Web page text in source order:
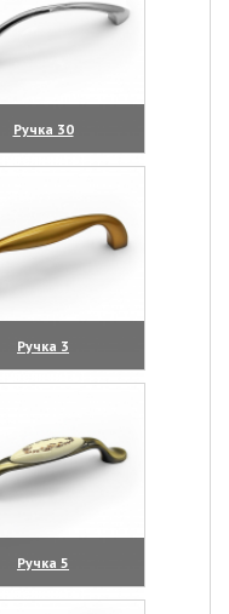
Ручка 30
(увеличить)
Ручка 3
(увеличить)
Ручка 5
(увеличить)